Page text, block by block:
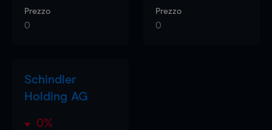
Prezzo
0
Prezzo
0
Schindler
Holding AG
0%